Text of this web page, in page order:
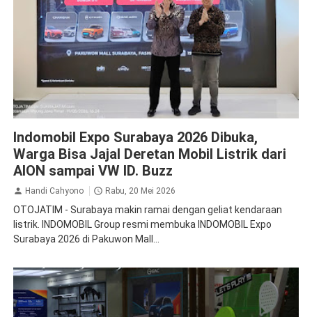
Indomobil Expo Surabaya 2026 Dibuka,
Warga Bisa Jajal Deretan Mobil Listrik dari
AION sampai VW ID. Buzz
Handi Cahyono Rabu, 20 Mei 2026
OTOJATIM - Surabaya makin ramai dengan geliat kendaraan
listrik. INDOMOBIL Group resmi membuka INDOMOBIL Expo
Surabaya 2026 di Pakuwon Mall...